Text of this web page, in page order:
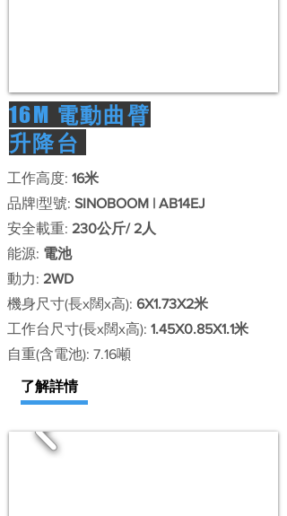
16M 電動曲臂
升降台
工作高度: 16米
品牌|型號: SINOBOOM | AB14EJ
安全載重: 230公斤/ 2人
能源: 電池
動力: 2WD
機身尺寸(長x闊x高): 6X1.73X2米
工作台尺寸(長x闊x高): 1.45X0.85X1.1米
自重(含電池):​ 7.16噸
了解詳情